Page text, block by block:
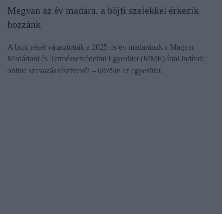
Megvan az év madara, a böjti szelekkel érkezik
hozzánk
A böjti récét választották a 2025-ös év madarának a Magyar
Madártani és Természetvédelmi Egyesület (MME) által indított
online szavazás résztvevői – közölte az egyesület.